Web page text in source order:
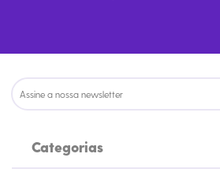
Categorias